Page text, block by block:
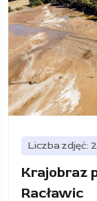
Liczba zdjęć:
Krajobraz
Racławic